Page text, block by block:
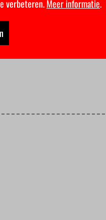
27.4. Bureau pedel
vallen.
lijkt het. Maar voor zover
verbeteren.Meer informatie.